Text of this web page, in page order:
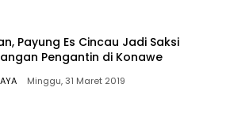
Payung Es Cincau Jadi Saksi
Pengantin di Konawe
Minggu, 31 Maret 2019